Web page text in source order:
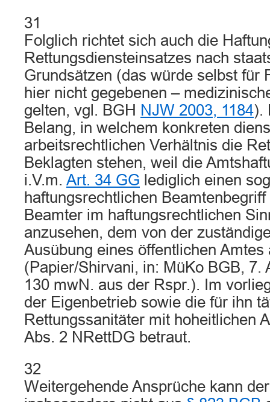
31
Folglich richtet sich auch die
Rettungsdiensteinsatzes nach
Grundsätzen (das würde selbst für
hier nicht gegebenen –
gelten, vgl. BGH NJW 2003, 1184).
Belang, in welchem konkreten
arbeitsrechtlichen Verhältnis die
Beklagten stehen, weil die
i.V.m. Art. 34 GG lediglich einen
haftungsrechtlichen
Beamter im haftungsrechtlichen
anzusehen, dem von der
Ausübung eines öffentlichen
(Papier/Shirvani, in: MüKo BGB, 7.
130 mwN. aus der Rspr.). Im
der Eigenbetrieb sowie die für ihn
Rettungssanitäter mit hoheitlichen
Abs. 2 NRettDG betraut.
32
Weitergehende Ansprüche kann